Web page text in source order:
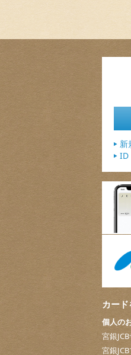
新
ID
カー
個人の
宮銀
宮銀